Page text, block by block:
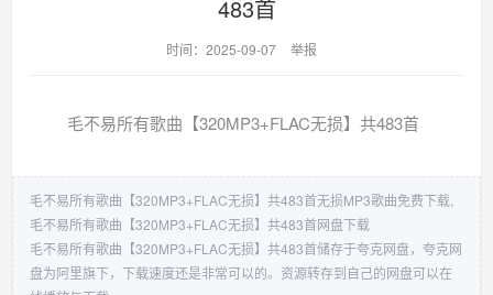
483首
时间：2025-09-07 举报
毛不易所有歌曲【320MP3+FLAC无损】共483首
毛不易所有歌曲【320MP3+FLAC无损】共483首无损MP3歌曲免费下载,
毛不易所有歌曲【320MP3+FLAC无损】共483首网盘下载
毛不易所有歌曲【320MP3+FLAC无损】共483首储存于夸克网盘，夸克网
盘为阿里旗下，下载速度还是非常可以的。资源转存到自己的网盘可以在